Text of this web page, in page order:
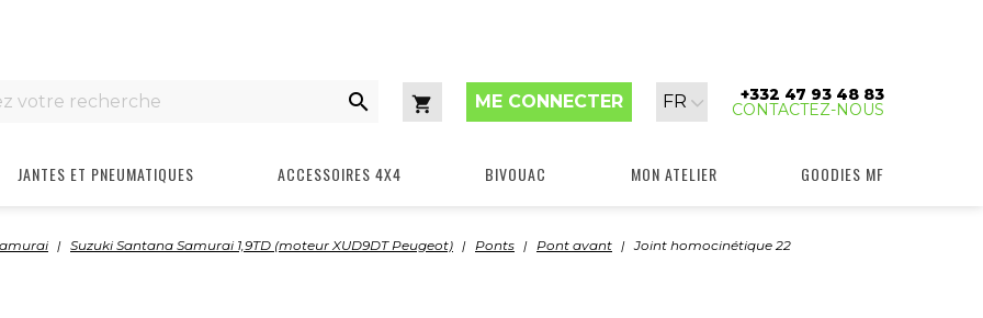

Panier
ME CONNECTER
Langue
:
FR +332 47 93 48 83
CONTACTEZ-NOUS
JANTES ET PNEUMATIQUES ACCESSOIRES 4X4 BIVOUAC MON ATELIER GOODIES MF
Suzuki Santana Samurai 1,9TD (moteur XUD9DT Peugeot) Ponts Pont avant Joint homocinétique 22